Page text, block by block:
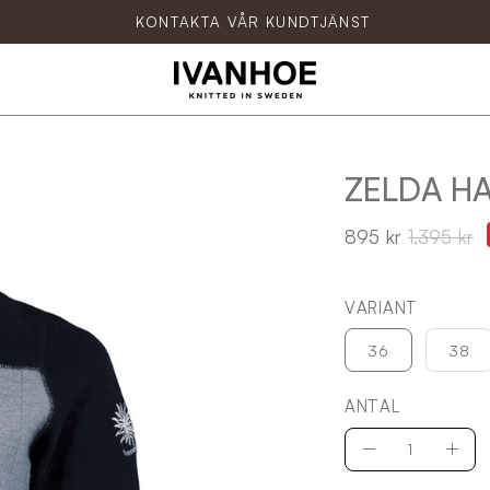
KONTAKTA VÅR KUNDTJÄNST
ZELDA
895 kr 1,395 kr
VARIANT
36 38
ANTAL
Antal
Minska
Öka